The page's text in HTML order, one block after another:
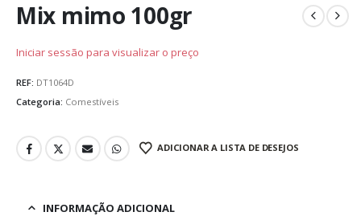
Mix mimo 100gr
Iniciar sessão para visualizar o preço
REF: DT1064D
Categoria: Comestíveis
ADICIONAR A LISTA DE DESEJOS
INFORMAÇÃO ADICIONAL